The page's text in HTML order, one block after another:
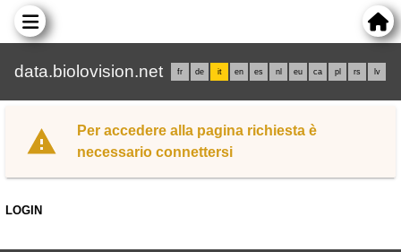
data.biolovision.net fr de it en es nl eu ca pl rs lv
Per accedere alla pagina richiesta è
necessario connettersi
LOGIN